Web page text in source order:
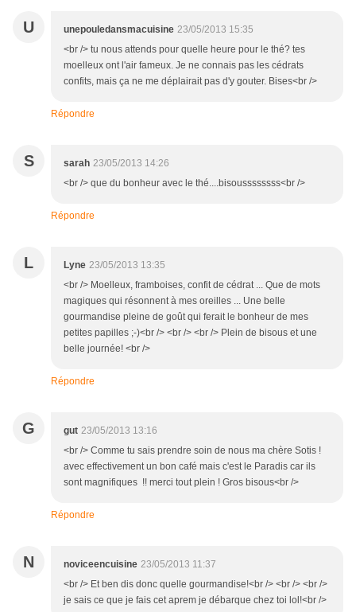
U unepouledansmacuisine 23/05/2013 15:35
<br /> tu nous attends pour quelle heure pour le thé? tes
moelleux ont l'air fameux. Je ne connais pas les cédrats
confits, mais ça ne me déplairait pas d'y gouter. Bises<br />
Répondre
S sarah 23/05/2013 14:26
<br /> que du bonheur avec le thé....bisoussssssss<br />
Répondre
L Lyne 23/05/2013 13:35
<br /> Moelleux, framboises, confit de cédrat ... Que de mots
magiques qui résonnent à mes oreilles ... Une belle
gourmandise pleine de goût qui ferait le bonheur de mes
petites papilles ;-)<br /> <br /> <br /> Plein de bisous et une
belle journée! <br />
Répondre
G gut 23/05/2013 13:16
<br /> Comme tu sais prendre soin de nous ma chère Sotis !
avec effectivement un bon café mais c'est le Paradis car ils
sont magnifiques !! merci tout plein ! Gros bisous<br />
Répondre
N noviceencuisine 23/05/2013 11:37
<br /> Et ben dis donc quelle gourmandise!<br /> <br /> <br />
je sais ce que je fais cet aprem je débarque chez toi lol!<br />